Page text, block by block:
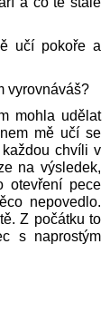
učí pokoře a
vyrovnáváš?
mohla udělat
mě učí se
chvíli v
na výsledek,
otevření pece
nepovedlo.
Z počátku to
s naprostým